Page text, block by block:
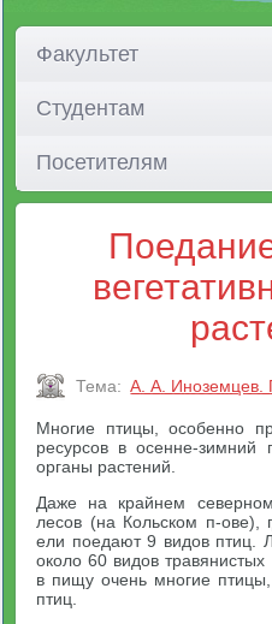
Факультет
Студентам
Посетителям
Тема: А. А. Иноземцев.
Многие птицы, особенно
ресурсов в осенне-зимний
органы растений.
Даже на крайнем
лесов (на Кольском п-ове),
ели поедают 9 видов птиц.
около 60 видов
в пищу очень многие
птиц.